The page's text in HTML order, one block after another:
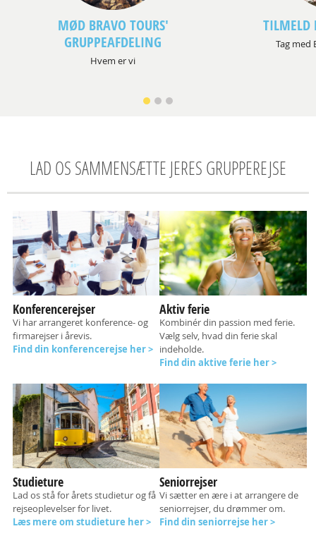
MØD BRAVO TOURS'
GRUPPEAFDELING
Hvem er vi
TILMELD
Tag med
LAD OS SAMMENSÆTTE JERES GRUPPEREJSE
Konferencerejser
Vi har arrangeret konference- og
firmarejser i årevis.
Find din konferencerejse her >
Aktiv ferie
Kombinér din passion med ferie.
Vælg selv, hvad din ferie skal
indeholde.
Find din aktive ferie her >
Studieture
Lad os stå for årets studietur og få
rejseoplevelser for livet.
Læs mere om studieture her >
Seniorrejser
Vi sætter en ære i at arrangere de
seniorrejser, du drømmer om.
Find din seniorrejse her >